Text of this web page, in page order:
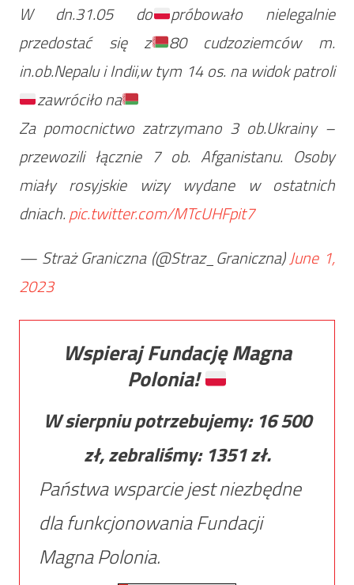
W dn.31.05 do
próbowało nielegalnie
przedostać się z
80 cudzoziemców m.
in.ob.Nepalu i Indii,w tym 14 os. na widok patroli
zawróciło na
Za pomocnictwo zatrzymano 3 ob.Ukrainy –
przewozili łącznie 7 ob. Afganistanu. Osoby
miały rosyjskie wizy wydane w ostatnich
dniach.pic.twitter.com/MTcUHFpit7
— Straż Graniczna (@Straz_Graniczna)June 1,
2023
Wspieraj Fundację Magna
Polonia!
W sierpniu potrzebujemy: 16 500
zł, zebraliśmy: 1351zł.
Państwa wsparcie jest niezbędne
dla funkcjonowania Fundacji
Magna Polonia.